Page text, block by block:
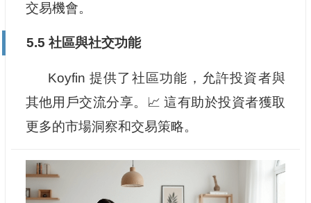
交易機會。
5.5 社區與社交功能
Koyfin 提供了社區功能，允許投資者與
其他用戶交流分享。📈 這有助於投資者獲取
更多的市場洞察和交易策略。